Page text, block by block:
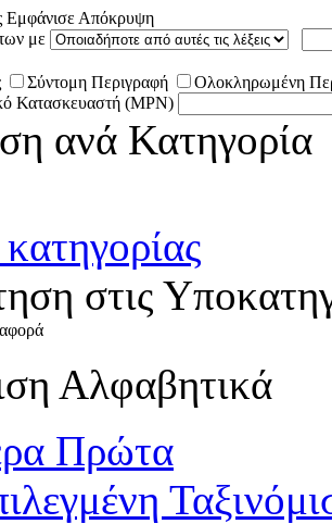
Εμφάνισε Απόκρυψη
με
Σύντομη Περιγραφή
Ολοκληρωμένη
Κατασκευαστή (MPN)
ανά Κατηγορία
στις
Αλφαβητικά
Πρώτα